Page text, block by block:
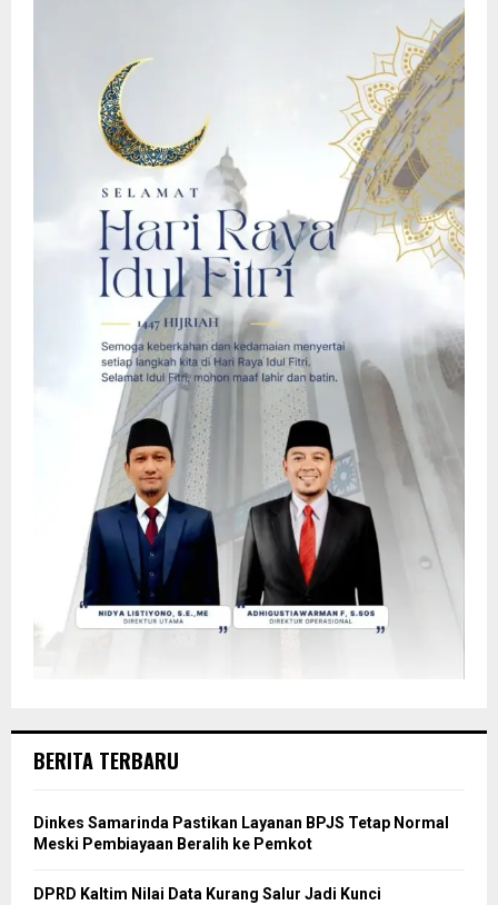
BERITA TERBARU
Dinkes Samarinda Pastikan Layanan BPJS Tetap Normal
Meski Pembiayaan Beralih ke Pemkot
DPRD Kaltim Nilai Data Kurang Salur Jadi Kunci